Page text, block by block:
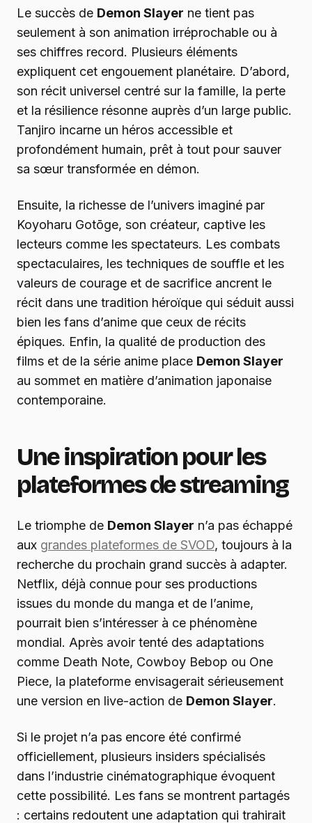
Le succès de Demon Slayer ne tient pas
seulement à son animation irréprochable ou à
ses chiffres record. Plusieurs éléments
expliquent cet engouement planétaire. D’abord,
son récit universel centré sur la famille, la perte
et la résilience résonne auprès d’un large public.
Tanjiro incarne un héros accessible et
profondément humain, prêt à tout pour sauver
sa sœur transformée en démon.
Ensuite, la richesse de l’univers imaginé par
Koyoharu Gotōge, son créateur, captive les
lecteurs comme les spectateurs. Les combats
spectaculaires, les techniques de souffle et les
valeurs de courage et de sacrifice ancrent le
récit dans une tradition héroïque qui séduit aussi
bien les fans d’anime que ceux de récits
épiques. Enfin, la qualité de production des
films et de la série anime place Demon Slayer
au sommet en matière d’animation japonaise
contemporaine.
Une inspiration pour les
plateformes de streaming
Le triomphe de Demon Slayer n’a pas échappé
aux grandes plateformes de SVOD, toujours à la
recherche du prochain grand succès à adapter.
Netflix, déjà connue pour ses productions
issues du monde du manga et de l’anime,
pourrait bien s’intéresser à ce phénomène
mondial. Après avoir tenté des adaptations
comme Death Note, Cowboy Bebop ou One
Piece, la plateforme envisagerait sérieusement
une version en live-action de Demon Slayer.
Si le projet n’a pas encore été confirmé
officiellement, plusieurs insiders spécialisés
dans l’industrie cinématographique évoquent
cette possibilité. Les fans se montrent partagés
: certains redoutent une adaptation qui trahirait